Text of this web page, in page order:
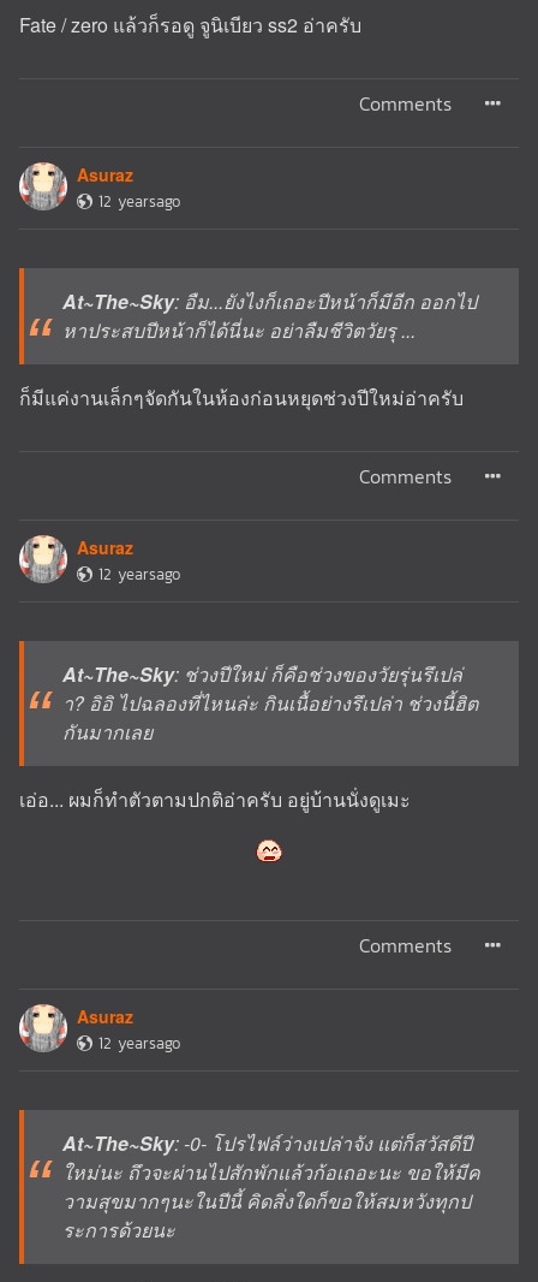
Fate / zero แล้วก็รอดู จูนิเบียว ss2 อ่าครับ
Comments
Asuraz
12 yearsago
At~The~Sky: อืม...ยังไงก็เถอะปีหน้าก็มีอีก ออกไป
หาประสบปีหน้าก็ได้นี่นะ อย่าลืมชีวิตวัยรุ ...
ก็มีแค่งานเล็กๆจัดกันในห้องก่อนหยุดช่วงปีใหม่อ่าครับ
Comments
Asuraz
12 yearsago
At~The~Sky: ช่วงปีใหม่ ก็คือช่วงของวัยรุ่นรึเปล่
า? อิอิ ไปฉลองที่ไหนล่ะ กินเนื้อย่างรึเปล่า ช่วงนี้ฮิต
กันมากเลย
เอ่อ... ผมก็ทำตัวตามปกติอ่าครับ อยู่บ้านนั่งดูเมะ
Comments
Asuraz
12 yearsago
At~The~Sky: -0- โปรไฟล์ว่างเปล่าจัง แต่ก็สวัสดีปี
ใหม่นะ ถึวจะผ่านไปสักพักแล้วก้อเถอะนะ ขอให้มีค
วามสุขมากๆนะในปีนี้ คิดสิ่งใดก็ขอให้สมหวังทุกป
ระการด้วยนะ